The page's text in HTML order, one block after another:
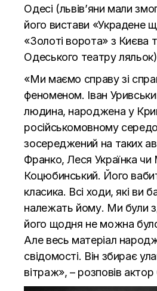
Одесі (львів’яни мали
його вистави «Украдене
«Золоті ворота» з Києва
Одеського театру
«Ми маємо справу зі
феноменом. Іван
людина, народжена у
російськомовному
зосереджений на таких
Франко, Леся Українка
Коцюбинський. Його
класика. Всі ходи, які ви
належать йому. Ми були
його щодня не можна
Але весь матеріал
свідомості. Він збирає
вітраж», – розповів